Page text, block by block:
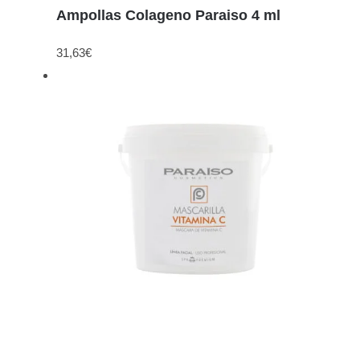
Ampollas Colageno Paraiso 4 ml
31,63€